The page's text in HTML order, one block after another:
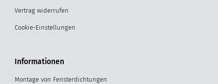
Vertrag widerrufen
Cookie-Einstellungen
Informationen
Montage von Fensterdichtungen